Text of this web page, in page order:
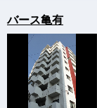
バース亀有